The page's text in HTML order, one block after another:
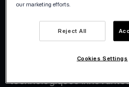
Tap on Any Device
Chez Viva.com, nous
technologiques
our marketing efforts.
Reject All
Cookies Settings